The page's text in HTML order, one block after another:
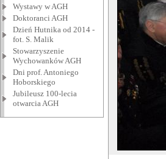
Wystawy w AGH
Doktoranci AGH
Dzień Hutnika od 2014 -
fot. S. Malik
Stowarzyszenie
Wychowanków AGH
Dni prof. Antoniego
Hoborskiego
Jubileusz 100-lecia
otwarcia AGH